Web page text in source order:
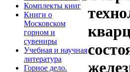
Комплекты книг
Книги о
Московском
горном и
сувениры
Учебная и научная
литература
Горное дело.